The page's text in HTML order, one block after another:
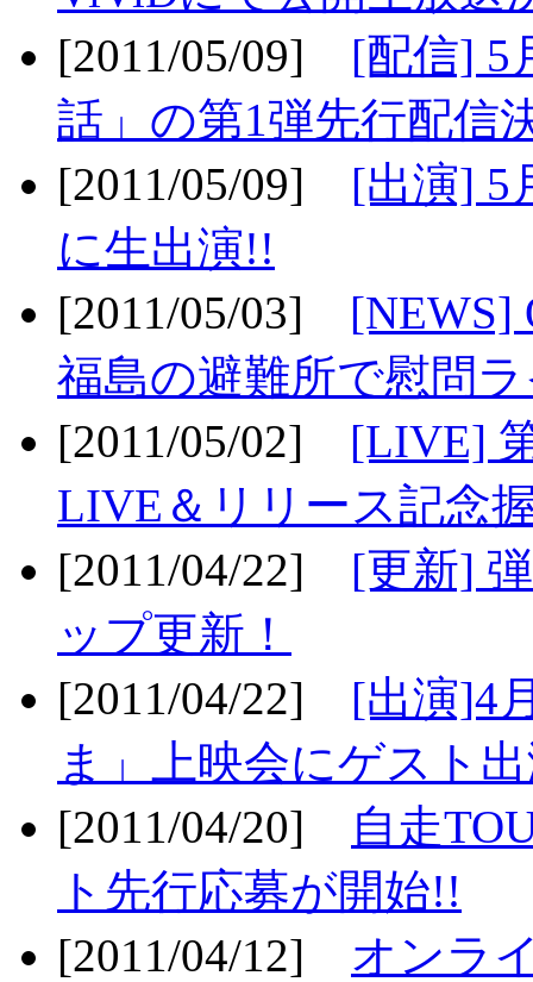
[2011/05/09] [配信] 5
話」の第1弾先行配信
[2011/05/09] [出演] 5
に生出演!!
[2011/05/03] [NEWS]
福島の避難所で慰問
[2011/05/02] [LIVE]
LIVE＆リリース記念
[2011/04/22] [更新]
ップ更新！
[2011/04/22] [出演]4
ま」上映会にゲスト
[2011/04/20]
自走
ト先行応募が開始!!
[2011/04/12] オンラ